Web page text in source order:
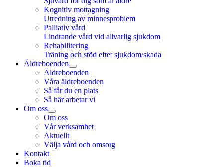
Kognitiv mottagning
Utredning av minnesproblem
Palliativ vård
Lindrande vård vid allvarlig sjukdom
Rehabilitering
Träning och stöd efter sjukdom/skada
Äldreboenden
Äldreboenden
Våra äldreboenden
Så får du en plats
Så här arbetar vi
Om oss
Om oss
Vår verksamhet
Aktuellt
Välja vård och omsorg
Kontakt
Boka tid